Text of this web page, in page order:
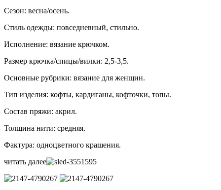
Сезон: весна/осень.
Стиль одежды: повседневный, стильно.
Исполнение: вязание крючком.
Размер крючка/спицы/вилки: 2,5-3,5.
Основные рубрики: вязание для женщин.
Тип изделия: кофты, кардиганы, кофточки, топы.
Состав пряжи: акрил.
Толщина нити: средняя.
Фактура: одноцветного крашения.
читать далее